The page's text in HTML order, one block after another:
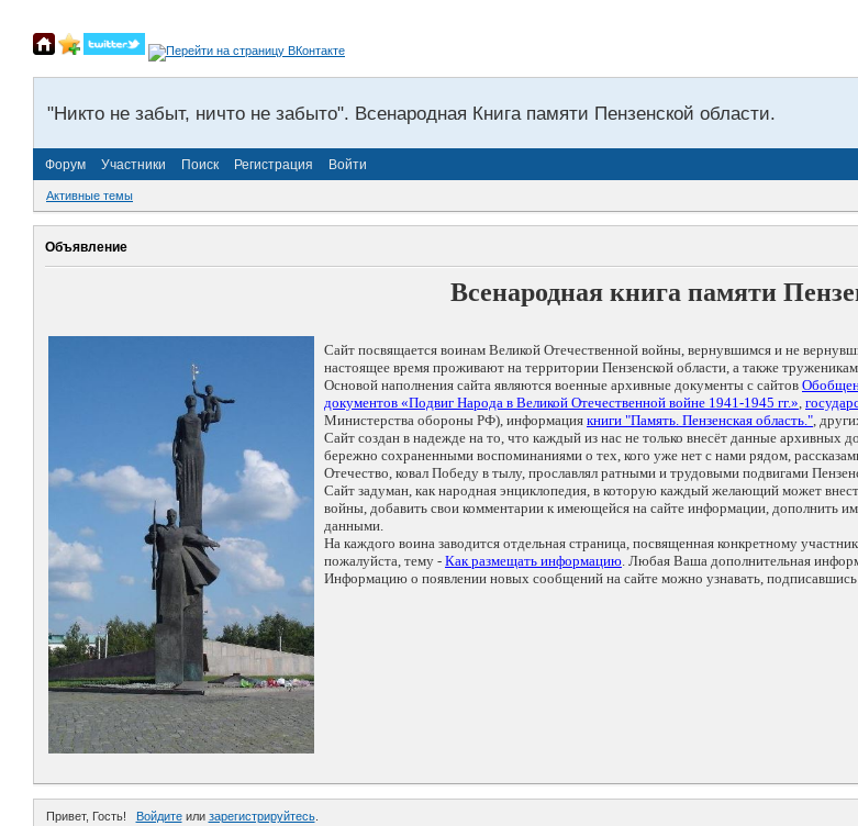
"Никто не забыт, ничто не забыто". Всенародная Книга памяти Пензенской области.
Форум Участники Поиск Регистрация Войти
Активные темы
Объявление
Всенародная книга памяти
Сайт посвящается воинам Великой Отечественной войны, вернувшимся и не
настоящее время проживают на территории Пензенской области, а также
Основой наполнения сайта являются военные архивные документы с сайтов
документов «Подвиг Народа в Великой Отечественной войне 1941-1945 гг.»,
Министерства обороны РФ), информация книги "Память. Пензенская область.",
Сайт создан в надежде на то, что каждый из нас не только внесёт данные
бережно сохраненными воспоминаниями о тех, кого уже нет с нами рядом,
Отечество, ковал Победу в тылу, прославлял ратными и трудовыми подвигами
Сайт задуман, как народная энциклопедия, в которую каждый желающий может
войны, добавить свои комментарии к имеющейся на сайте информации,
данными.
На каждого воина заводится отдельная страница, посвященная конкретному
пожалуйста, тему - Как размещать информацию. Любая Ваша дополнительная
Информацию о появлении новых сообщений на сайте можно узнавать, подписавшись
Привет, Гость! Войдитеили зарегистрируйтесь.